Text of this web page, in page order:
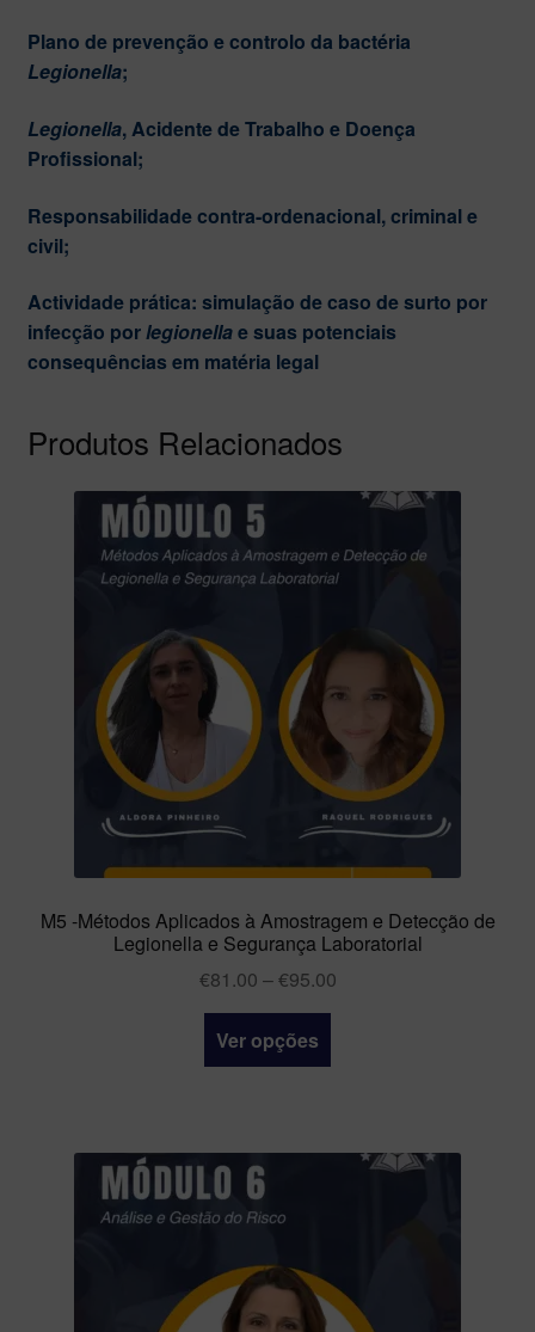
Plano de prevenção e controlo da bactéria
Legionella;
Legionella, Acidente de Trabalho e Doença
Profissional;
Responsabilidade contra-ordenacional, criminal e
civil;
Actividade prática: simulação de caso de surto por
infecção porlegionellae suas potenciais
consequências em matéria legal
Produtos Relacionados
M5 -Métodos Aplicados à Amostragem e Detecção de
Legionella e Segurança Laboratorial
€81.00 –€95.00
Ver opções